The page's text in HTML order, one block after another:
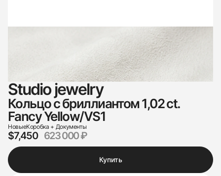
Studio jewelry
Кольцо с бриллиантом 1,02 ct.
Fancy Yellow/VS1
НовыеКоробка + Документы
$7,450 623 000 ₽
Купить